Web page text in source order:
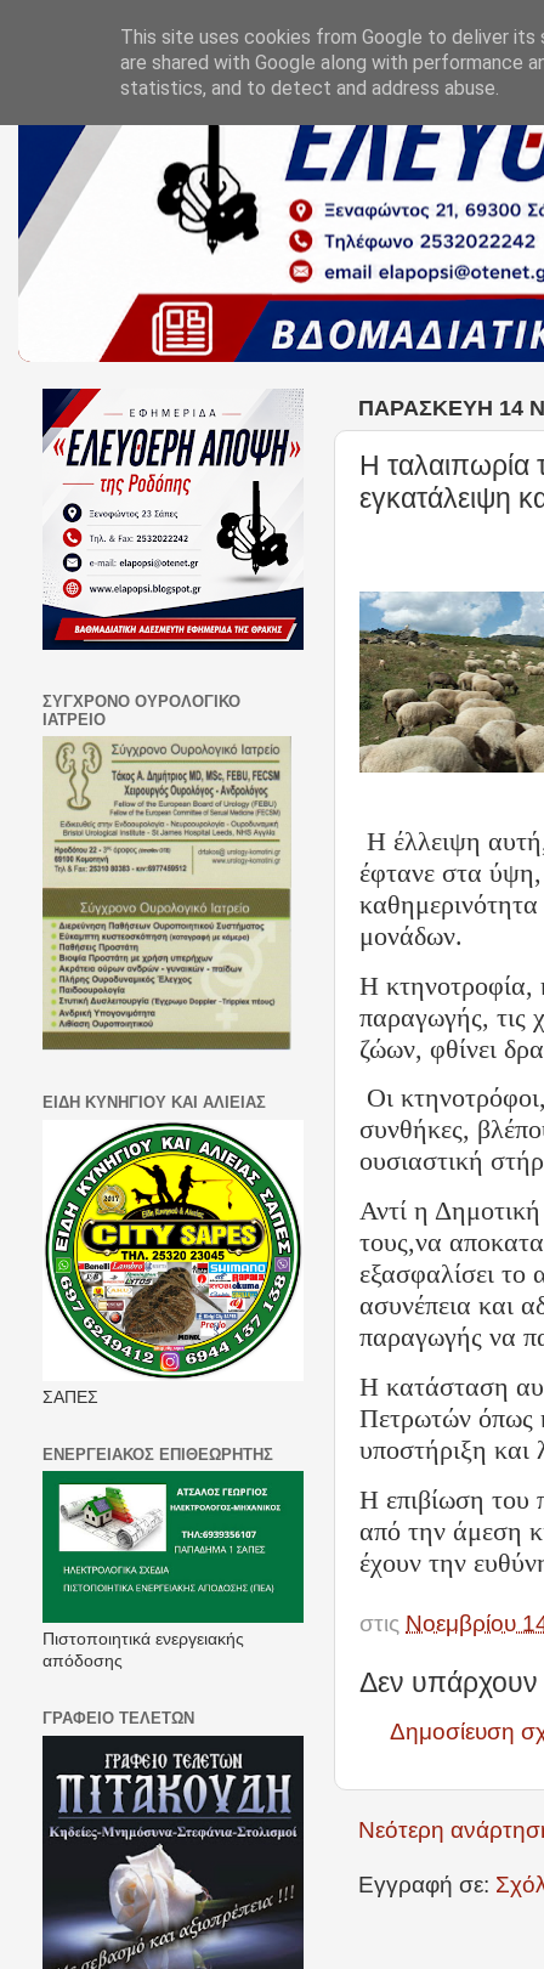
ΠΑΡΑΣΚΕΥΉ 14
Η ταλαιπωρία
εγκατάλειψη
Η έλλειψη
έφτανε στα
μονάδων.
Η κτηνοτροφία,
παραγωγής, τις
ζώων, φθίνει
Οι
συνθήκες,
ουσιαστική
Αντί η
τους,να
εξασφαλίσει
ασυνέπεια και
παραγωγής να
Η κατάσταση
Πετρωτών όπως
υποστήριξη και
Η επιβίωση του
από την άμεση
έχουν την
στις Νοεμβρίου
Δεν υπάρχουν
Δημοσίευση
Νεότερη
Εγγραφή σε:
ΣΥΓΧΡΟΝΟ ΟΥΡΟΛΟΓΙΚΟ
ΙΑΤΡΕΙΟ
ΕΙΔΗ ΚΥΝΗΓΙΟΥ ΚΑΙ ΑΛΙΕΙΑΣ
ΣΑΠΕΣ
ΕΝΕΡΓΕΙΑΚΟΣ ΕΠΙΘΕΩΡΗΤΗΣ
Πιστοποιητικά ενεργειακής
απόδοσης
ΓΡΑΦΕΙΟ ΤΕΛΕΤΩΝ
This site uses cookies from Google to deliver its
are shared with Google along with performance
statistics, and to detect and address abuse.